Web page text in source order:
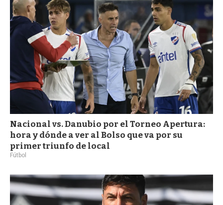
Nacional vs. Danubio por el Torneo Apertura:
hora y dónde a ver al Bolso que va por su
primer triunfo de local
Fútbol